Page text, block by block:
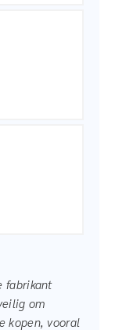
fabrikant
om
kopen, vooral